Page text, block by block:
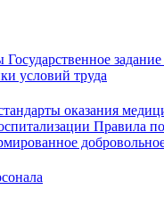
Государственное задание
условий труда
оказания
Правила